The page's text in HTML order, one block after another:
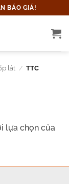
BÁO GIÁ!
lát / TTC
lựa chọn của